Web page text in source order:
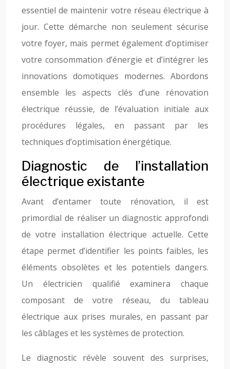
essentiel de maintenir votre réseau électrique à
jour. Cette démarche non seulement sécurise
votre foyer, mais permet également d’optimiser
votre consommation d’énergie et d’intégrer les
innovations domotiques modernes. Abordons
ensemble les aspects clés d’une rénovation
électrique réussie, de l’évaluation initiale aux
procédures légales, en passant par les
techniques d’optimisation énergétique.
Diagnostic de l’installation
électrique existante
Avant d’entamer toute rénovation, il est
primordial de réaliser un diagnostic approfondi
de votre installation électrique actuelle. Cette
étape permet d’identifier les points faibles, les
éléments obsolètes et les potentiels dangers.
Un électricien qualifié examinera chaque
composant de votre réseau, du tableau
électrique aux prises murales, en passant par
les câblages et les systèmes de protection.
Le diagnostic révèle souvent des surprises,